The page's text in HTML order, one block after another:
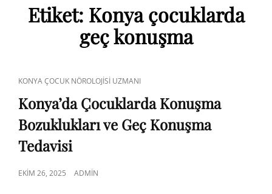
Etiket: Konya çocuklarda
geç konuşma
CAT
LINKS
KONYA ÇOCUK NÖROLOJISI UZMANI
Konya’da Çocuklarda Konuşma
Bozuklukları ve Geç Konuşma
Tedavisi
POSTED
EKIM 26, 2025 ADMIN